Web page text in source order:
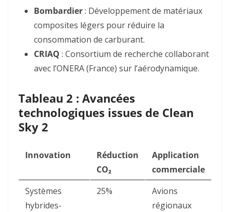
Bombardier: Développement de matériaux
composites légers pour réduire la
consommation de carburant.
CRIAQ : Consortium de recherche collaborant
avec l’ONERA (France) sur l’aérodynamique.
Tableau 2 : Avancées
technologiques issues de Clean
Sky 2
Innovation
Réduction
CO₂
Application
commerciale
Systèmes
hybrides-
25%
Avions
régionaux